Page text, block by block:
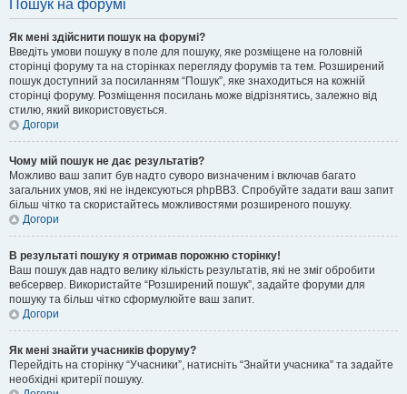
Пошук на форумі
Як мені здійснити пошук на форумі?
Введіть умови пошуку в поле для пошуку, яке розміщене на головній
сторінці форуму та на сторінках перегляду форумів та тем. Розширений
пошук доступний за посиланням “Пошук”, яке знаходиться на кожній
сторінці форуму. Розміщення посилань може відрізнятись, залежно від
стилю, який використовується.
Догори
Чому мій пошук не дає результатів?
Можливо ваш запит був надто суворо визначеним і включав багато
загальних умов, які не індексуються phpBB3. Спробуйте задати ваш запит
більш чітко та скористайтесь можливостями розширеного пошуку.
Догори
В результаті пошуку я отримав порожню сторінку!
Ваш пошук дав надто велику кількість результатів, які не зміг обробити
вебсервер. Використайте “Розширений пошук”, задайте форуми для
пошуку та більш чітко сформулюйте ваш запит.
Догори
Як мені знайти учасників форуму?
Перейдіть на сторінку “Учасники”, натисніть “Знайти учасника” та задайте
необхідні критерії пошуку.